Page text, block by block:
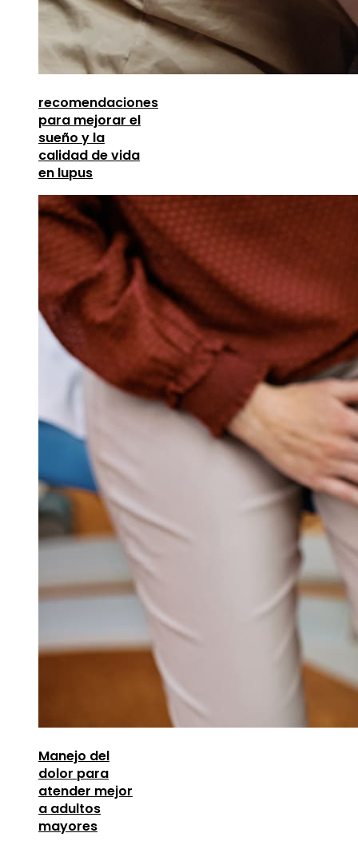
recomendaciones
para mejorar el
sueño y la
calidad de vida
en lupus
Manejo del
dolor para
atender mejor
a adultos
mayores